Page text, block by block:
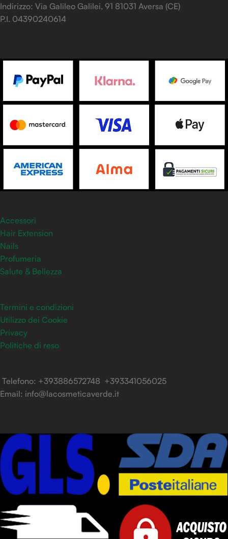
Indirizzo: Via Galileo Galilei, 91 81031 Aversa (CE)
P.I. 04390240614
Accessori
Hair Extension
Nails
Profumeria
Salute & Bellezza
Termini e condizioni
Utilizzo dei Cookie
Privacy
Politiche di reso
Telefono: +393886572748 +393341056025
Email: info@lacosmeticaverde.it